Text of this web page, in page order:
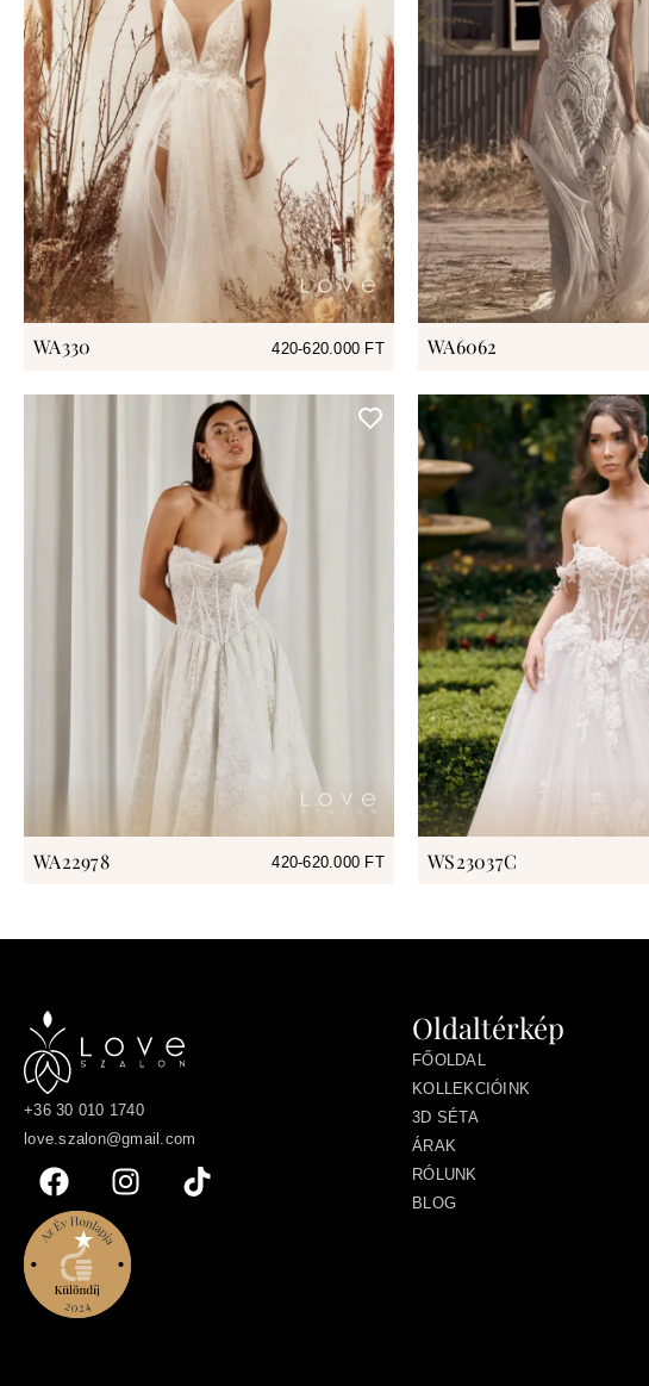
WA330 420-620.000 FT WA6062
WA22978 420-620.000 FT WS23037C
+36 30 010 1740
love.szalon@gmail.com
Oldaltérkép
FŐOLDAL
KOLLEKCIÓINK
3D SÉTA
ÁRAK
RÓLUNK
BLOG